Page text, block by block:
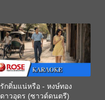
รักติ๋มแน่หรือ - หงษ์ทอง
ดาวอุดร (ซาวด์ดนตรี)